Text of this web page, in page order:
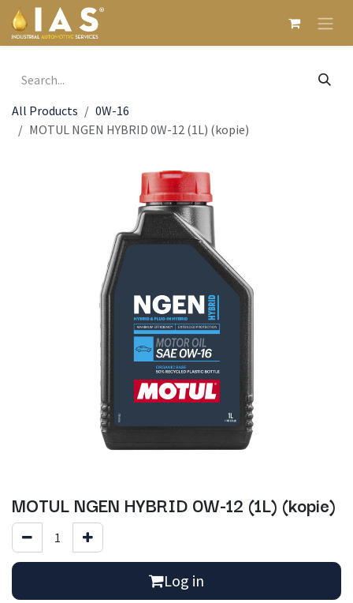
Skip to Content
All Products
0W-16
MOTUL NGEN HYBRID 0W-12 (1L) (kopie)
MOTUL NGEN HYBRID 0W-12 (1L) (kopie)
Log in